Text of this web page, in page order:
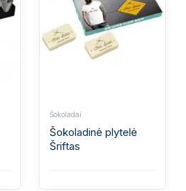
Šokoladai
Šokoladinė plytelė
Šriftas